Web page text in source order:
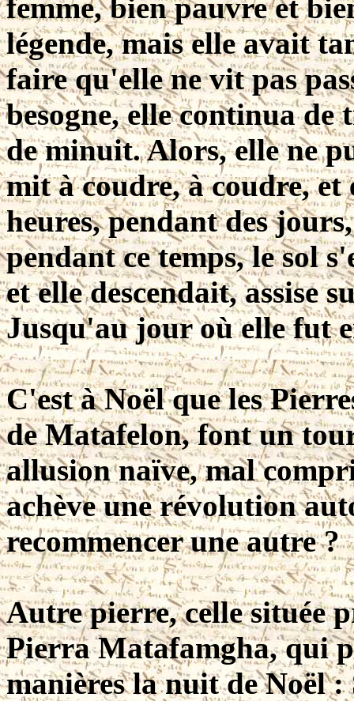
femme, bien pauvre et
légende, mais elle avait
faire qu'elle ne vit pas
besogne, elle continua
de minuit. Alors, elle ne
mit à coudre, à coudre, et
heures, pendant des
pendant ce temps, le sol
et elle descendait, assise
Jusqu'au jour où elle fut
C'est à Noël que les
de Matafelon, font un
allusion naïve, mal
achève une révolution
recommencer une autre ?
Autre pierre, celle située
Pierra Matafamgha, qui
manières la nuit de Noël